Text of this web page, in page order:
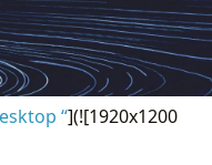
“](![1920x1200